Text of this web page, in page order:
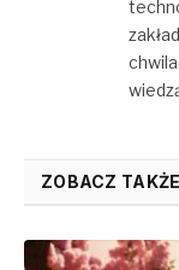
ZOBACZ TAKŻE